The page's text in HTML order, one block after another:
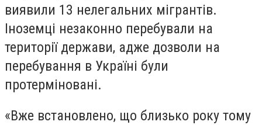
виявили 13 нелегальних мігрантів.
Іноземці незаконно перебували на
території держави, адже дозволи на
перебування в Україні були
протерміновані.
«Вже встановлено, що близько року тому